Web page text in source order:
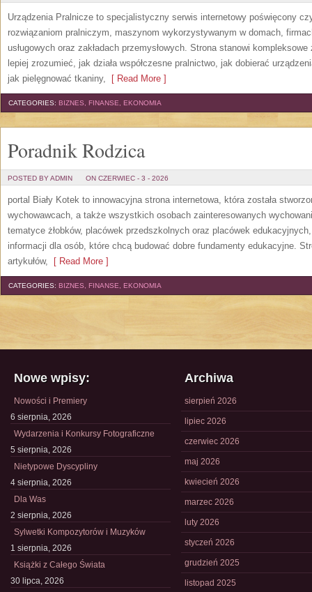
Urządzenia Pralnicze to specjalistyczny serwis internetowy poświęcony
rozwiązaniom pralniczym, maszynom wykorzystywanym w domach,
usługowych oraz zakładach przemysłowych. Strona stanowi
lepiej zrozumieć, jak działa współczesne pralnictwo, jak dobierać
jak pielęgnować tkaniny, [ Read More ]
CATEGORIES: BIZNES, FINANSE, EKONOMIA
Poradnik Rodzica
POSTED BY ADMIN ON CZERWIEC - 3 - 2026
portal Biały Kotek to innowacyjna strona internetowa, która została
wychowawcach, a także wszystkich osobach zainteresowanych
tematyce żłobków, placówek przedszkolnych oraz placówek
informacji dla osób, które chcą budować dobre fundamenty edukacyjne.
artykułów, [ Read More ]
CATEGORIES: BIZNES, FINANSE, EKONOMIA
Nowe wpisy:
Nowości i Premiery
6 sierpnia, 2026
Wydarzenia i Konkursy Fotograficzne
5 sierpnia, 2026
Nietypowe Dyscypliny
4 sierpnia, 2026
Dla Was
2 sierpnia, 2026
Sylwetki Kompozytorów i Muzyków
1 sierpnia, 2026
Książki z Całego Świata
30 lipca, 2026
Archiwa
sierpień 2026
lipiec 2026
czerwiec 2026
maj 2026
kwiecień 2026
marzec 2026
luty 2026
styczeń 2026
grudzień 2025
listopad 2025